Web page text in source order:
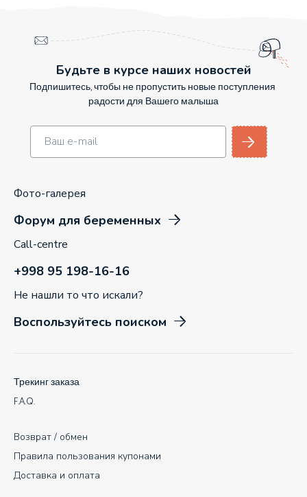
Будьте в курсе наших новостей
Подпишитесь, чтобы не пропустить новые поступления
радости для Вашего малыша
Фото-галерея
Форум для беременных
Call-centre
+998 95 198-16-16
Не нашли то что искали?
Воспользуйтесь поиском
Возврат / обмен
Правила пользования купонами
Доставка и оплата
Трекинг заказа
F.A.Q.